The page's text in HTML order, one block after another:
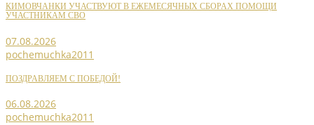
КИМОВЧАНКИ УЧАСТВУЮТ В ЕЖЕМЕСЯЧНЫХ СБОРАХ ПОМОЩИ
УЧАСТНИКАМ СВО
07.08.2026
pochemuchka2011
ПОЗДРАВЛЯЕМ С ПОБЕДОЙ!
06.08.2026
pochemuchka2011